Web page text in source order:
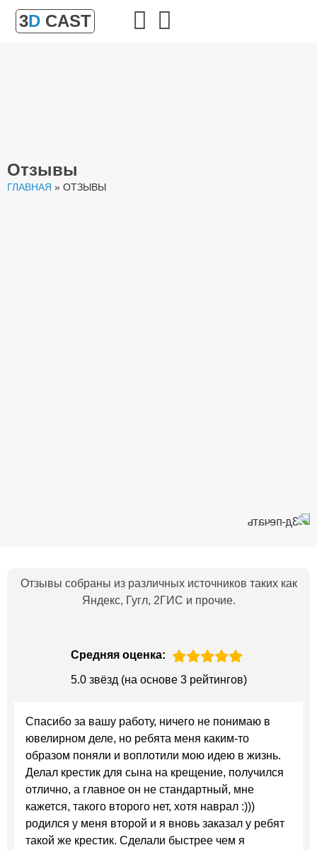
3D CAST
Отзывы
ГЛАВНАЯ » ОТЗЫВЫ
Отзывы собраны из различных источников таких как
Яндекс, Гугл, 2ГИС и прочие.
Средняя оценка:
5.0 звёзд (на основе 3 рейтингов)
Спасибо за вашу работу, ничего не понимаю в
ювелирном деле, но ребята меня каким-то
образом поняли и воплотили мою идею в жизнь.
Делал крестик для сына на крещение, получился
отлично, а главное он не стандартный, мне
кажется, такого второго нет, хотя наврал :)))
родился у меня второй и я вновь заказал у ребят
такой же крестик. Сделали быстрее чем я